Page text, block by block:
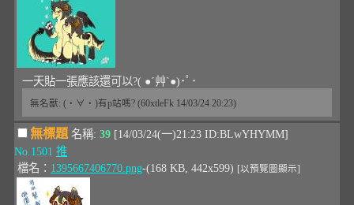
一天貼一張應該還可以?( ●´艸`●)･ﾟ･
無名獸: (・∀・)有p站嗎? (60xtleFk 14/03/24 20:23)
無標題 名稱: 39 [14/03/24(一)21:23 ID:BLwYHYMM]
No.1501 推
檔名： 1395667406770.png-(168 KB, 442x599) [以預覽圖顯示]